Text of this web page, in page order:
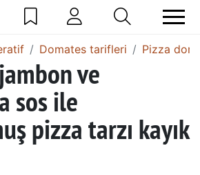
Domates tarifleri Pizza
ve
sos ile
pizza tarzı kayık